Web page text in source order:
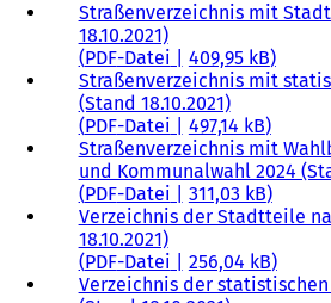
Straßenverzeichnis mit
18.10.2021)
PDF-Datei
409,95 kB
Straßenverzeichnis mit
(Stand 18.10.2021)
PDF-Datei
497,14 kB
Straßenverzeichnis mit
und Kommunalwahl 2024
PDF-Datei
311,03 kB
Verzeichnis der Stadtteile
18.10.2021)
PDF-Datei
256,04 kB
Verzeichnis der